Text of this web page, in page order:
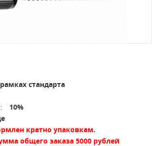
стандарта
10%
кратно упаковкам.
общего заказа 5000 рублей